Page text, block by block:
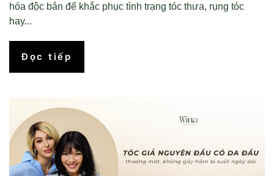
hóa độc bản để khắc phục tình trạng tóc thưa, rụng tóc
hay...
Đọc tiếp